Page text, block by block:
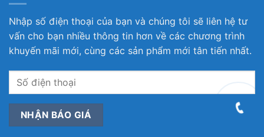
Nhập số điện thoại của bạn và chúng tôi sẽ liên hệ tư
vấn cho bạn nhiều thông tin hơn về các chương trình
khuyến mãi mới, cùng các sản phẩm mới tân tiến nhất.